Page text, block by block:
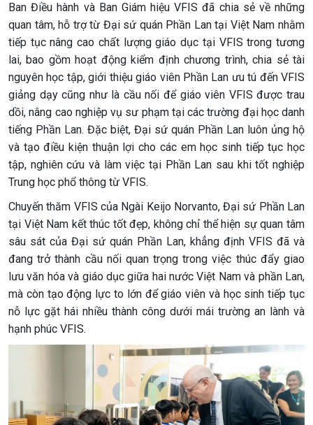
Ban Điều hành và Ban Giám hiệu VFIS đã chia sẻ về những
quan tâm, hỗ trợ từ Đại sứ quán Phần Lan tại Việt Nam nhằm
tiếp tục nâng cao chất lượng giáo dục tại VFIS trong tương
lai, bao gồm hoạt động kiểm định chương trình, chia sẻ tài
nguyên học tập, giới thiệu giáo viên Phần Lan ưu tú đến VFIS
giảng dạy cũng như là cầu nối để giáo viên VFIS được trau
dồi, nâng cao nghiệp vụ sư phạm tại các trường đại học danh
tiếng Phần Lan. Đặc biệt, Đại sứ quán Phần Lan luôn ủng hộ
và tạo điều kiện thuận lợi cho các em học sinh tiếp tục học
tập, nghiên cứu và làm việc tại Phần Lan sau khi tốt nghiệp
Trung học phổ thông từ VFIS.
Chuyến thăm VFIS của Ngài Keijo Norvanto, Đại sứ Phần Lan
tại Việt Nam kết thúc tốt đẹp, không chỉ thể hiện sự quan tâm
sâu sát của Đại sứ quán Phần Lan, khẳng định VFIS đã và
đang trở thành cầu nối quan trọng trong việc thúc đẩy giao
lưu văn hóa và giáo dục giữa hai nước Việt Nam và phần Lan,
mà còn tạo động lực to lớn để giáo viên và học sinh tiếp tục
nỗ lực gặt hái nhiều thành công dưới mái trường an lành và
hạnh phúc VFIS.